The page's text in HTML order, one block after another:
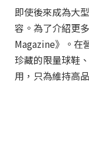
即使後來成為大
容。為了介紹更
Magazine》。在
珍藏的限量球鞋
用，只為維持高